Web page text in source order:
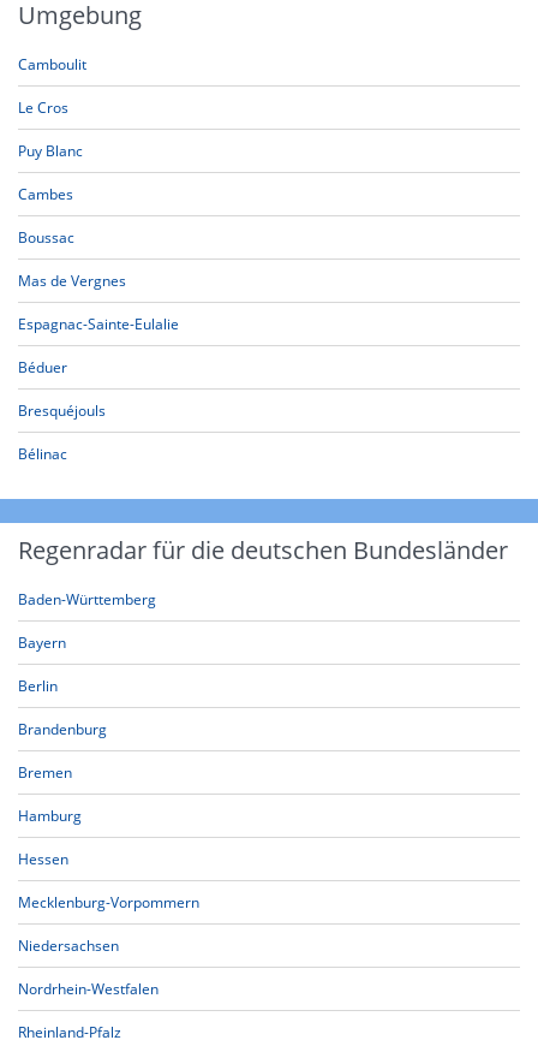
Umgebung
Camboulit
Le Cros
Puy Blanc
Cambes
Boussac
Mas de Vergnes
Espagnac-Sainte-Eulalie
Béduer
Bresquéjouls
Bélinac
Regenradar für die deutschen Bundesländer
Baden-Württemberg
Bayern
Berlin
Brandenburg
Bremen
Hamburg
Hessen
Mecklenburg-Vorpommern
Niedersachsen
Nordrhein-Westfalen
Rheinland-Pfalz